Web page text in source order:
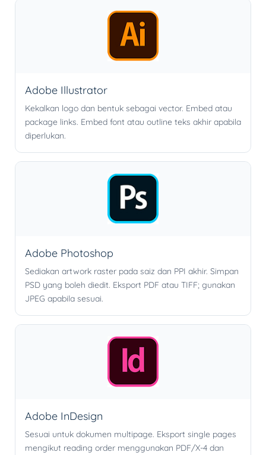
Adobe Illustrator
Kekalkan logo dan bentuk sebagai vector. Embed atau
package links. Embed font atau outline teks akhir apabila
diperlukan.
Adobe Photoshop
Sediakan artwork raster pada saiz dan PPI akhir. Simpan
PSD yang boleh diedit. Eksport PDF atau TIFF; gunakan
JPEG apabila sesuai.
Adobe InDesign
Sesuai untuk dokumen multipage. Eksport single pages
mengikut reading order menggunakan PDF/X-4 dan